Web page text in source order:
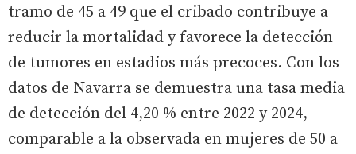
tramo de 45 a 49 que el cribado contribuye a
reducir la mortalidad y favorece la detección
de tumores en estadios más precoces. Con los
datos de Navarra se demuestra una tasa media
de detección del 4,20 % entre 2022 y 2024,
comparable a la observada en mujeres de 50 a